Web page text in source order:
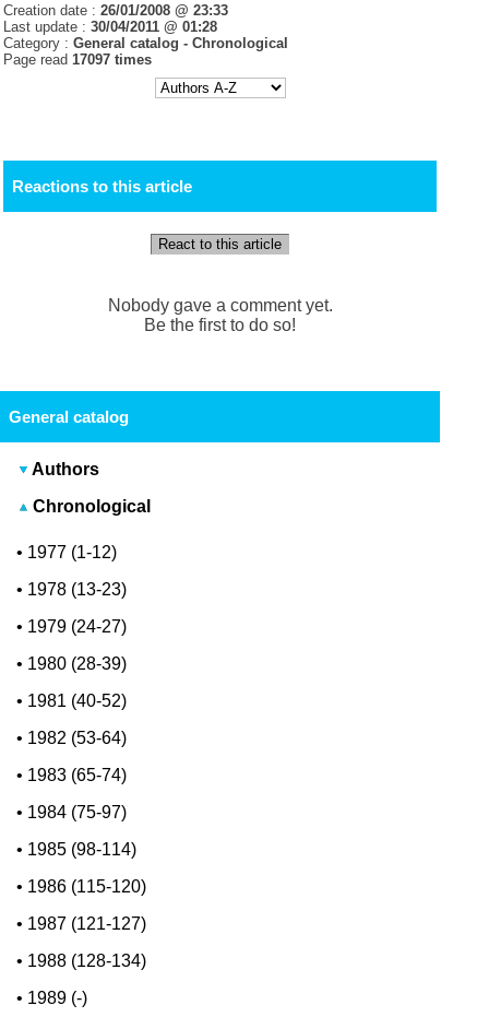
Creation date :26/01/2008 @ 23:33
Last update :30/04/2011 @ 01:28
Category :General catalog -Chronological
Page read 17097 times
Reactions to this article
React to this article
Nobody gave a comment yet.
Be the first to do so!
General catalog
Authors
Chronological
• 1977 (1-12)
• 1978 (13-23)
• 1979 (24-27)
• 1980 (28-39)
• 1981 (40-52)
• 1982 (53-64)
• 1983 (65-74)
• 1984 (75-97)
• 1985 (98-114)
• 1986 (115-120)
• 1987 (121-127)
• 1988 (128-134)
• 1989 (-)